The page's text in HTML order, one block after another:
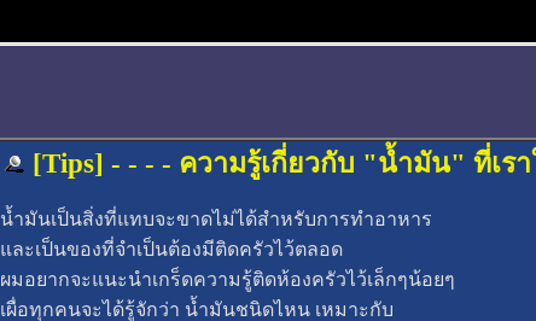
[Tips] - - - - ความรู้เกี่ยวกับ "น้ำมัน" ที่เร
น้ำมันเป็นสิ่งที่แทบจะขาดไม่ได้สำหรับการทำอาหาร
และเป็นของที่จำเป็นต้องมีติดครัวไว้ตลอด
ผมอยากจะแนะนำเกร็ดความรู้ติดห้องครัวไว้เล็กๆน้อยๆ
เผื่อทุกคนจะได้รู้จักว่า น้ำมันชนิดไหน เหมาะกับ